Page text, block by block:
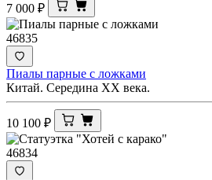
7 000 ₽
46835
Пиалы парные с ложками
Китай. Середина ХХ века.
10 100 ₽
46834